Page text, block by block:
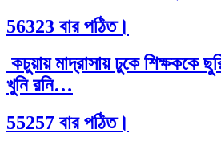
56323 বার পঠিত।
কচুয়ায় মাদ্রাসায় ঢুকে শিক্ষককে
খুনি রনি…
55257 বার পঠিত।